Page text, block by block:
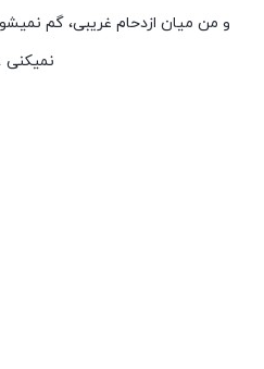
و من میان ازدحام غریبی، گم